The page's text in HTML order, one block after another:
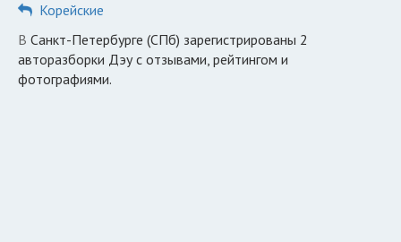
Автосервисы
Вопрос автоюристу
Корейские
в Санкт-Петербурге (СПб) зарегистрированы 2
авторазборки Дэу с отзывами, рейтингом и
фотографиями.